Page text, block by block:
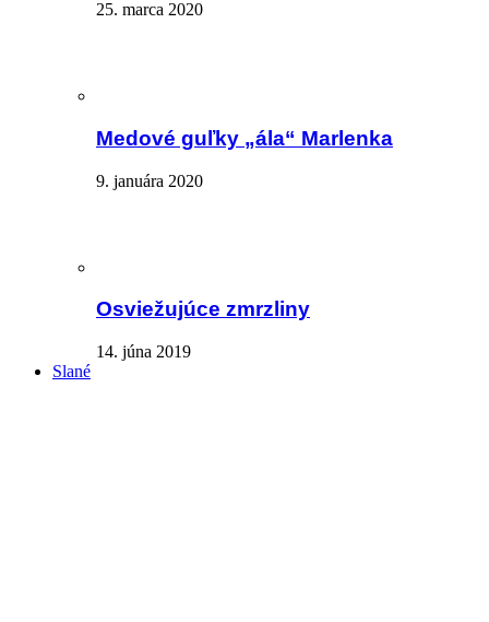
25. marca 2020
Medové guľky „ála“ Marlenka
9. januára 2020
Osviežujúce zmrzliny
14. júna 2019
Slané